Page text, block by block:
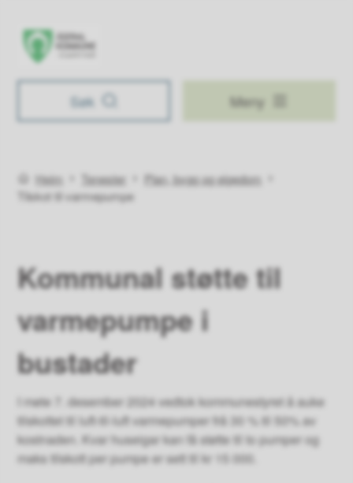
Åseral kommune
Søk Meny
Du er her:
Heim Tenester
Plan, bygg og eigedom
Tilskot til varmepumpe
Kommunal støtte til
varmepumpe i
bustader
I møte 7. desember 2024 vedtok kommunestyret å auke
tilskottet til luft-til-luft varmepumper frå 30 % til 50% av
kostnaden. Kvar huseigar kan få støtte til to pumper og
maks tilskott per pumpe er sett til kr 15 000.